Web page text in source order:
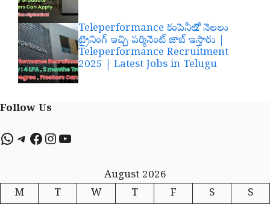
Teleperformance కంపెనీలో 2 నెలలు
ట్రైనింగ్ ఇచ్చి పర్మినెంట్ జాబ్ ఇస్తారు |
Teleperformance Recruitment
2025 | Latest Jobs in Telugu
Follow Us
WhatsApp
Telegram
Facebook
Instagram
YouTube
August 2026
M
T W T F S S